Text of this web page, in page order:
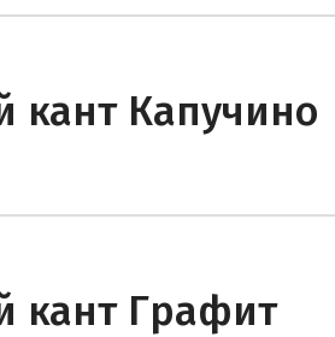
кант Капучино
кант Графит